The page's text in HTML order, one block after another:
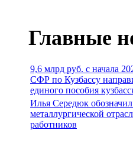
Главные
9,6 млрд руб. с начала
СФР по Кузбассу
единого пособия
Илья Середюк
металлургической
работников